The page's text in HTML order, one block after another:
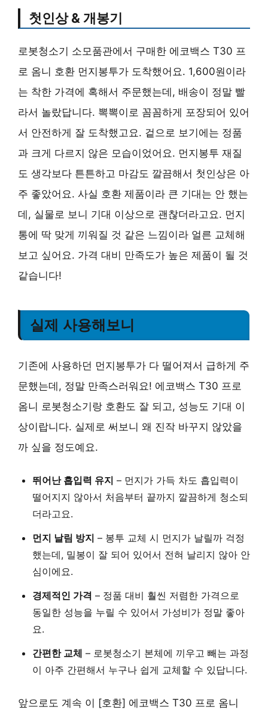
첫인상 & 개봉기
로봇청소기 소모품관에서 구매한 에코백스 T30 프
로 옴니 호환 먼지봉투가 도착했어요. 1,600원이라
는 착한 가격에 혹해서 주문했는데, 배송이 정말 빨
라서 놀랐답니다. 뽁뽁이로 꼼꼼하게 포장되어 있어
서 안전하게 잘 도착했고요. 겉으로 보기에는 정품
과 크게 다르지 않은 모습이었어요. 먼지봉투 재질
도 생각보다 튼튼하고 마감도 깔끔해서 첫인상은 아
주 좋았어요. 사실 호환 제품이라 큰 기대는 안 했는
데, 실물로 보니 기대 이상으로 괜찮더라고요. 먼지
통에 딱 맞게 끼워질 것 같은 느낌이라 얼른 교체해
보고 싶어요. 가격 대비 만족도가 높은 제품이 될 것
같습니다!
실제 사용해보니
기존에 사용하던 먼지봉투가 다 떨어져서 급하게 주
문했는데, 정말 만족스러워요! 에코백스 T30 프로
옴니 로봇청소기랑 호환도 잘 되고, 성능도 기대 이
상이랍니다. 실제로 써보니 왜 진작 바꾸지 않았을
까 싶을 정도예요.
뛰어난 흡입력 유지 – 먼지가 가득 차도 흡입력이
떨어지지 않아서 처음부터 끝까지 깔끔하게 청소되
더라고요.
먼지 날림 방지 – 봉투 교체 시 먼지가 날릴까 걱정
했는데, 밀봉이 잘 되어 있어서 전혀 날리지 않아 안
심이에요.
경제적인 가격 – 정품 대비 훨씬 저렴한 가격으로
동일한 성능을 누릴 수 있어서 가성비가 정말 좋아
요.
간편한 교체 – 로봇청소기 본체에 끼우고 빼는 과정
이 아주 간편해서 누구나 쉽게 교체할 수 있답니다.
앞으로도 계속 이 [호환] 에코백스 T30 프로 옴니